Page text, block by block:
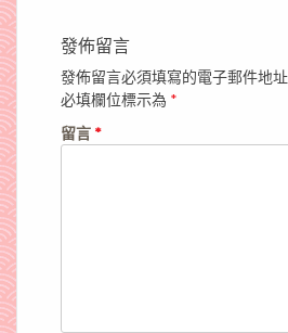
發佈留言
發佈留言必須填寫的電子郵件地
必填欄位標示為 *
留言 *